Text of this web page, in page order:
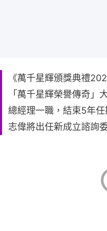
《萬千星輝頒獎典禮
「萬千星輝榮譽傳奇」
總經理一職，結束5年
志偉將出任新成立諮詢